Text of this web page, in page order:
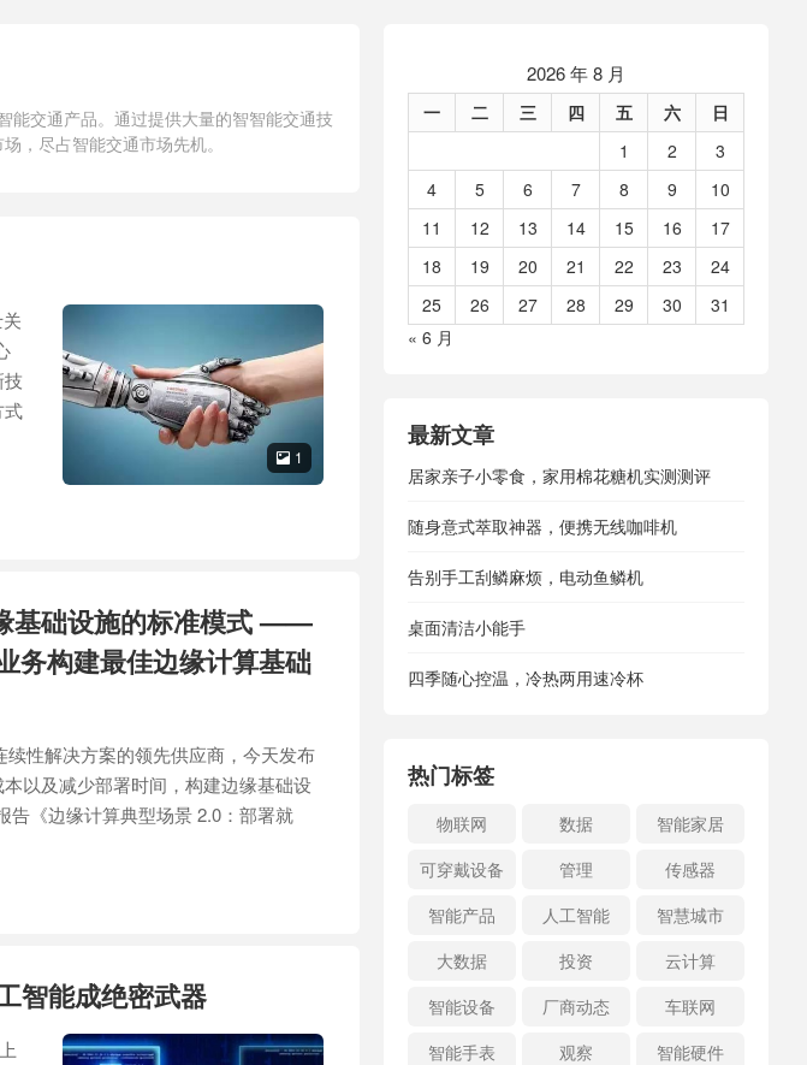
能交通产品。通过提供大量的智智能交通技
，尽占智能交通市场先机。
 1
式
基础设施的标准模式 ——
务构建最佳边缘计算基础
性解决方案的领先供应商，今天发布
以及减少部署时间，构建边缘基础设
《边缘计算典型场景 2.0：部署就
智能成绝密武器
2026 年 8 月
一 二 三 四 五 六
日
1
2
3
4
5 6 7 8 9
10
11
12 13 14 15 16
17
18
19 20 21 22 23
24
25
26 27 28 29 30
31
« 6 月
最新文章
居家亲子小零食，家用棉花糖机实测测评
随身意式萃取神器，便携无线咖啡机
告别手工刮鳞麻烦，电动鱼鳞机
桌面清洁小能手
四季随心控温，冷热两用速冷杯
热门标签
物联网 数据
智能家居
可穿戴设备
管理
传感器
智能产品
人工智能
智慧城市
大数据
投资
云计算
智能设备
厂商动态
车联网
智能手表
观察 智能硬件